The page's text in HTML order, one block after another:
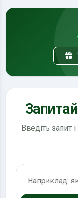
Введіть запит